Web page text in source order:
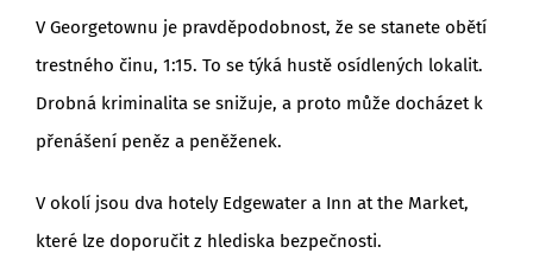
V Georgetownu je pravděpodobnost, že se stanete obětí
trestného činu, 1:15. To se týká hustě osídlených lokalit.
Drobná kriminalita se snižuje, a proto může docházet k
přenášení peněz a peněženek.
V okolí jsou dva hotely Edgewater a Inn at the Market,
které lze doporučit z hlediska bezpečnosti.